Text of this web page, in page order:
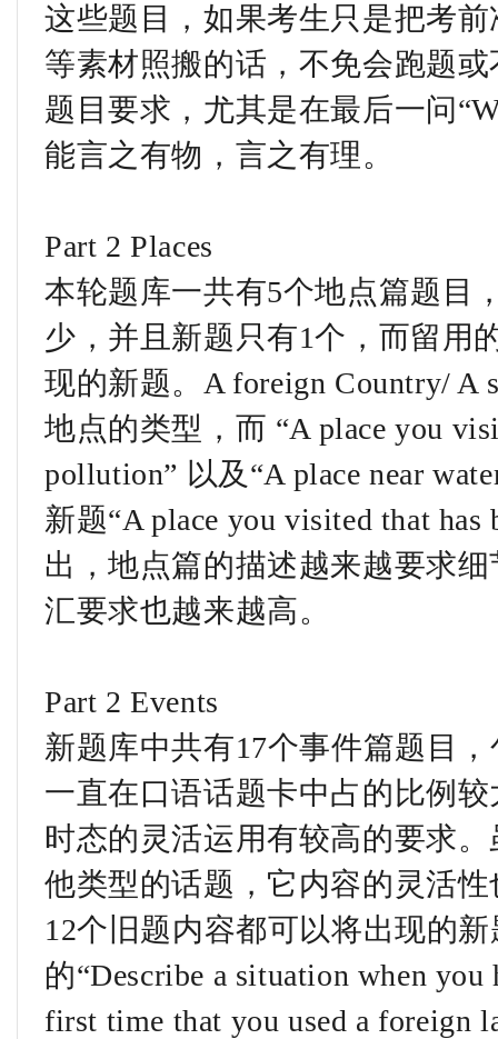
这些题目，如果考生只是把考
等素材照搬的话，不免会跑题
题目要求，尤其是在最后一问
能言之有物，言之有理。
Part 2 Places
本轮题库一共有5个地点篇题目
少，并且新题只有1个，而留用
现的新题。A foreign Country/ A
地点的类型，而 “A place you
pollution” 以及“A place near
新题“A place you visited that
出，地点篇的描述越来越要求
汇要求也越来越高。
Part 2 Events
新题库中共有17个事件篇题目
一直在口语话题卡中占的比例
时态的灵活运用有较高的要求
他类型的话题，它内容的灵活
12个旧题内容都可以将出现的
的“Describe a situation when
first time that you used a foreign